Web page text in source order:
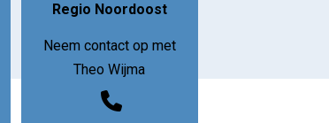
Regio Noordoost
Neem contact op met
Theo Wijma